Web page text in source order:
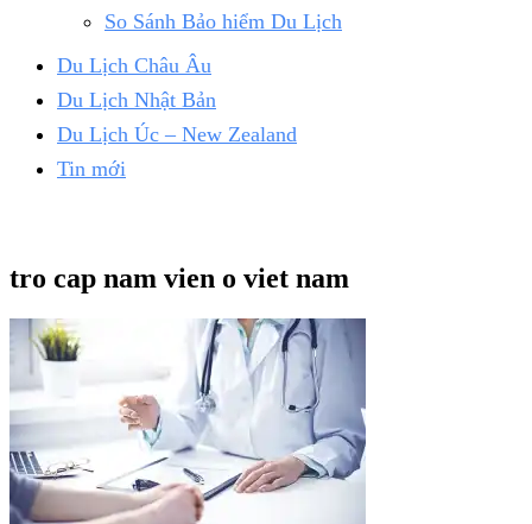
So Sánh Bảo hiểm Du Lịch
Du Lịch Châu Âu
Du Lịch Nhật Bản
Du Lịch Úc – New Zealand
Tin mới
tro cap nam vien o viet nam